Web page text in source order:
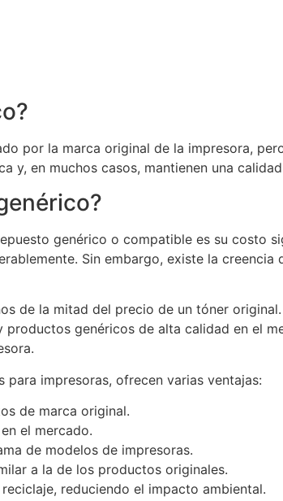
por la marca original de la impresora,
y, en muchos casos, mantienen una
genérico o compatible es su costo
Sin embargo, existe la
de la mitad del precio de un tóner
genéricos de alta calidad en el
impresoras, ofrecen varias ventajas:
de marca original.
el mercado.
de modelos de impresoras.
a la de los productos originales.
reduciendo el impacto ambiental.